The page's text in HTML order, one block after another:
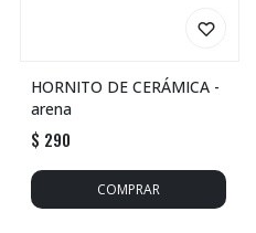
HORNITO DE CERÁMICA -
arena
$ 290